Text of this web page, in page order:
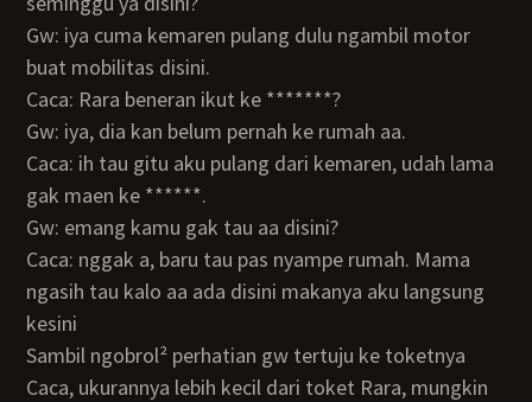
Gw: iya cuma kemaren pulang dulu ngambil motor
buat mobilitas disini.
Caca: Rara beneran ikut ke *******?
Gw: iya, dia kan belum pernah ke rumah aa.
Caca: ih tau gitu aku pulang dari kemaren, udah lama
gak maen ke ******.
Gw: emang kamu gak tau aa disini?
Caca: nggak a, baru tau pas nyampe rumah. Mama
ngasih tau kalo aa ada disini makanya aku langsung
kesini
Sambil ngobrol² perhatian gw tertuju ke toketnya
Caca, ukurannya lebih kecil dari toket Rara, mungkin